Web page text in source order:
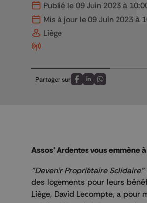
Publié le 09 Juin 2023 à
Mis à jour le 09 Juin 2023 à
Liège
Partager sur
Partagez sur FaceBook
Partagez sur LinkedIn
Partagez sur
Assos'Ardentes vous emmène
"Devenir Propriétaire Solidaire"
des logements pour leurs
Liège, David Lecompte, a pour